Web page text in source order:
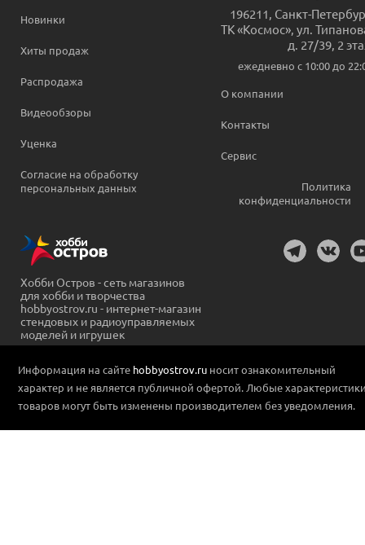
Новинки
Хиты продаж
Распродажа
Видеообзоры
Уценка
Согласие на обработку
персональных данных
196211 Санкт-
ТК «Космос», ул.
д. 27/39, 2
ежедневно c 10:00 до
О компании
Контакты
Сервис
Политика
конфиденциальности
Хобби Остров - сеть магазинов
для хобби и творчества
hobbyostrov.ru - интернет-магазин
стендовых и радиоуправляемых
моделей и игрушек
Информация на сайте hobbyostrov.ru носит ознакомительный
характер и не является публичной офертой. Любые
товаров могут быть изменены производителем без уведомления.